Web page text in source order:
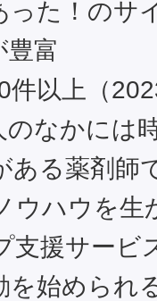
豊富
件以上（
のなかには
ある薬剤師
ウハウを生
支援サービ
を始められ